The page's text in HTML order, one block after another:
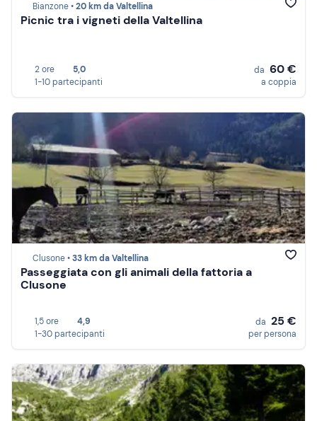
Bianzone •20 km da Valtellina
Picnic tra i vigneti della Valtellina
2 ore
5,0
1-10 partecipanti
da 60 €
a coppia
Clusone •33 km da Valtellina
Passeggiata con gli animali della fattoria a
Clusone
1,5 ore
4,9
1-30 partecipanti
da 25 €
per persona